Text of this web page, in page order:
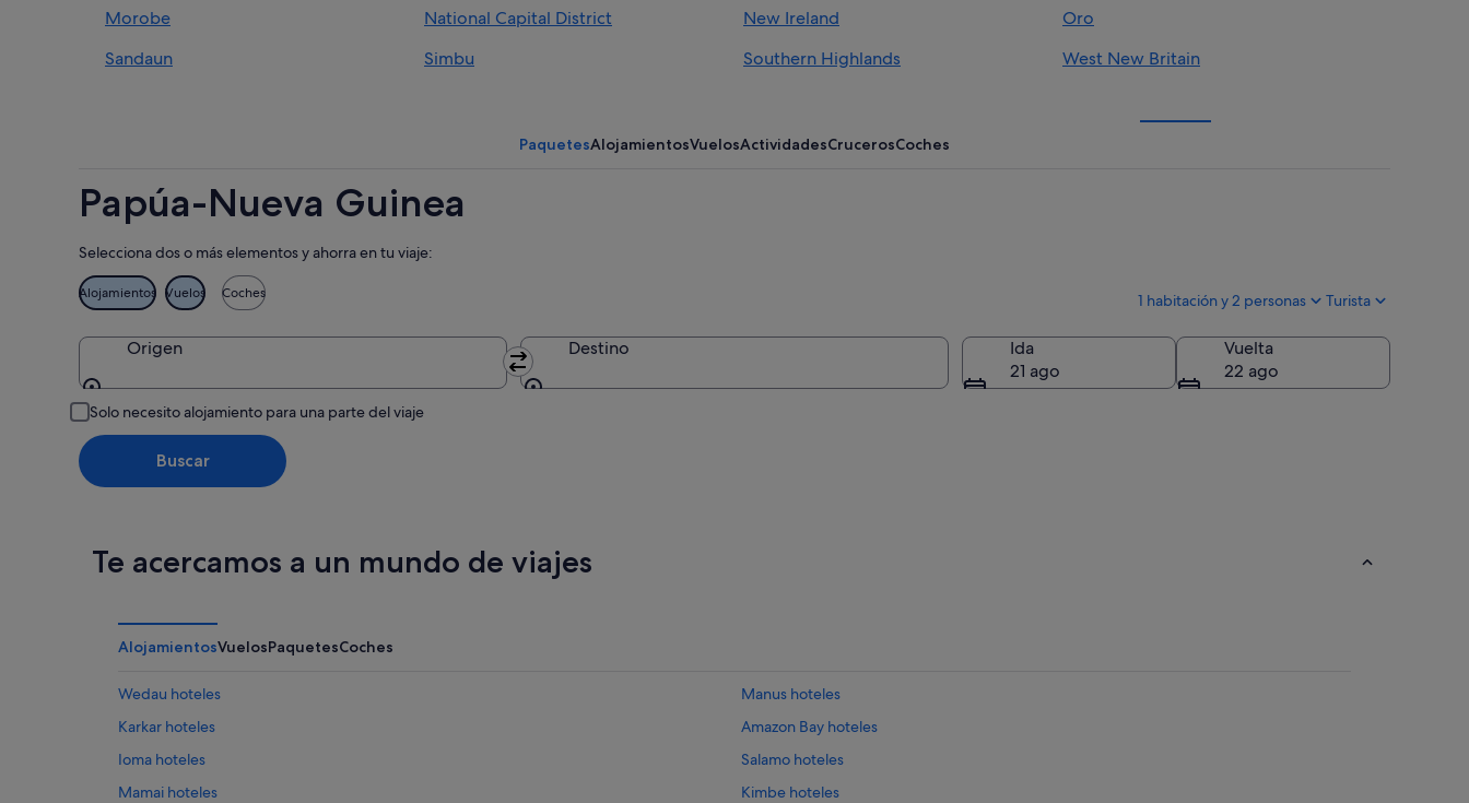
Morobe
National Capital District New Ireland
Oro
Sandaun
Simbu Southern Highlands
West New Britain
PaquetesAlojamientosVuelosActividadesCrucerosCoches
Papúa-Nueva Guinea
Selecciona dos o más elementos y ahorra en tu viaje:
Alojamientos Vuelos Coches 1 habitación y 2 personas Turista
Origen Destino
Ida
21 ago
Vuelta
22 ago
Solo necesito alojamiento para una parte del viaje
Buscar
Te acercamos a un mundo de viajes
AlojamientosVuelosPaquetesCoches
Wedau hoteles
Manus hoteles
Karkar hoteles
Amazon Bay hoteles
Ioma hoteles
Salamo hoteles
Mamai hoteles
Kimbe hoteles